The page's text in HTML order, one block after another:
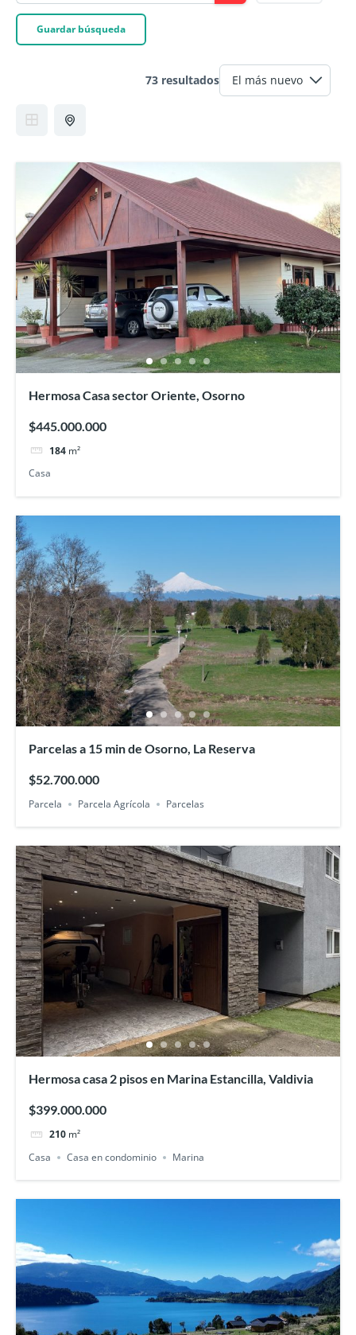
Guardar búsqueda
73 resultados
Hermosa Casa sector Oriente, Osorno
$445.000.000
184 m²
Casa
Parcelas a 15 min de Osorno, La Reserva
$52.700.000
Parcela Parcela Agrícola Parcelas
Hermosa casa 2 pisos en Marina Estancilla, Valdivia
$399.000.000
210 m²
Casa
Casa en condominio Marina